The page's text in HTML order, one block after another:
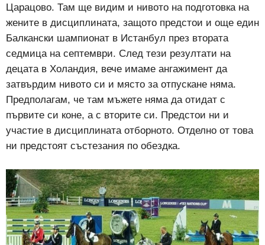
Царацово. Там ще видим и нивото на подготовка на
жените в дисциплината, защото предстои и още един
Балкански шампионат в Истанбул през втората
седмица на септември. След тези резултати на
децата в Холандия, вече имаме ангажимент да
затвърдим нивото си и място за отпускане няма.
Предполагам, че там мъжете няма да отидат с
първите си коне, а с вторите си. Предстои ни и
участие в дисциплината отборното. Отделно от това
ни предстоят състезания по обездка.